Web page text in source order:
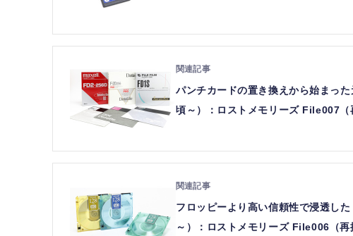
パンチカードの置き換えから始まっ
頃～）：ロストメモリーズ File007（
フロッピーより高い信頼性で浸透し
～）：ロストメモリーズ File006（再